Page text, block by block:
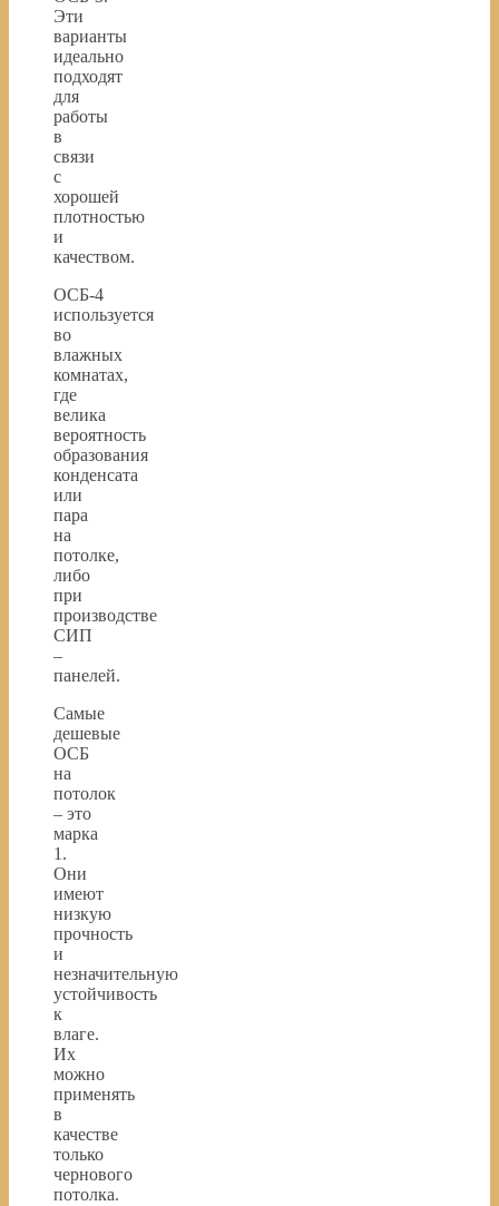
Эти
варианты
идеально
подходят
для
работы
в
связи
с
хорошей
плотностью
и
качеством.
ОСБ-4
используется
во
влажных
комнатах,
где
велика
вероятность
образования
конденсата
или
пара
на
потолке,
либо
при
производстве
СИП
–
панелей.
Самые
дешевые
ОСБ
на
потолок
– это
марка
1.
Они
имеют
низкую
прочность
и
незначительную
устойчивость
к
влаге.
Их
можно
применять
в
качестве
только
чернового
потолка.